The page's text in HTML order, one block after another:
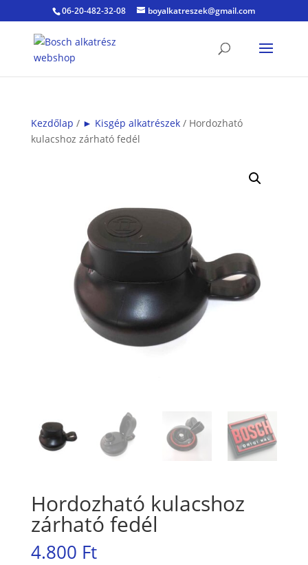
06-20-482-32-08 boyalkatreszek@gmail.com
Kezdőlap / ► Kisgép alkatrészek/ Hordozható
kulacshoz zárható fedél
Hordozható kulacshoz
zárható fedél
4.800 Ft